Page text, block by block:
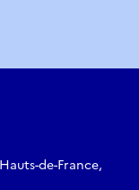
de-France,